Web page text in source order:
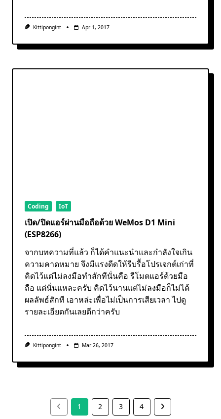
Kittipongint Apr 1, 2017
Coding IoT
เปิด/ปิดแอร์ผ่านมือถือด้วย WeMos D1 Mini
(ESP8266)
จากบทความที่แล้ว ก็ได้คำแนะนำและกำลังใจเกิน
ความคาดหมาย จึงมีแรงดีดให้รีบรื้อโปรเจกต์เก่าที่
คิดไว้แต่ไม่ลงมือทำสักทีนั่นคือ รีโมตแอร์ด้วยมือ
ถือ แต่นั่นแหละครับ คิดไว้นานแต่ไม่ลงมือก็ไม่ได้
ผลลัพธ์สักที เอาหล่ะเพื่อไม่เป็นการเสียเวลา ไปดู
รายละเอียดกันเลยดีกว่าครับ
Kittipongint Mar 26, 2017
1 2 3 4